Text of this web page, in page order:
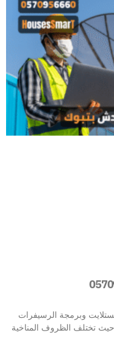
وبرمجة الرسيفرات
تبوك، حيث تختلف الظروف المناخية